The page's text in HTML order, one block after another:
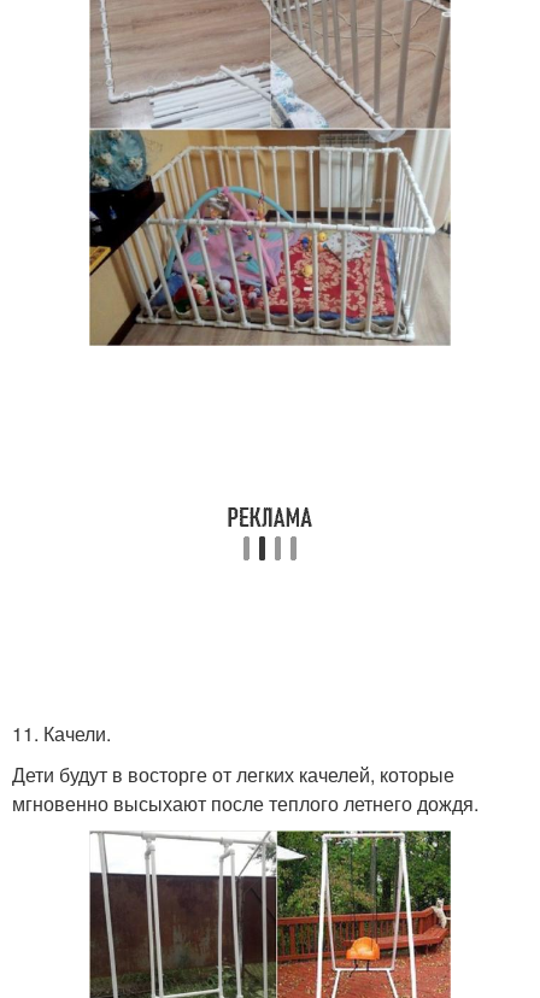
11. Качели.
Дети будут в восторге от легких качелей, которые
мгновенно высыхают после теплого летнего дождя.